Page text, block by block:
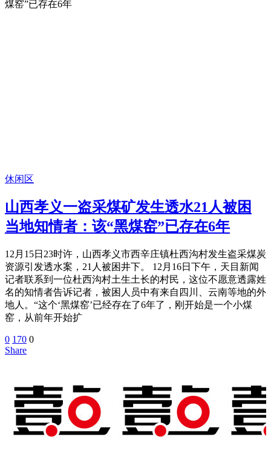
休闲区
山西孝义一盗采煤矿发生透水21人被困
当地知情者：该“黑煤窑”已存在6年
12月15日23时许，山西孝义市西辛庄镇杜西沟村发生盗采煤炭
资源引发透水案，21人被困井下。 12月16日下午，天目新闻
记者联系到一位杜西沟村土生土长的村民，这位不愿意透露姓
名的知情者告诉记者，被困人员中有来自四川、云南等地的外
地人。“这个‘黑煤窑’已经存在了6年了，刚开始是一个小煤
窑，从前年开始扩
0 170 0
Share